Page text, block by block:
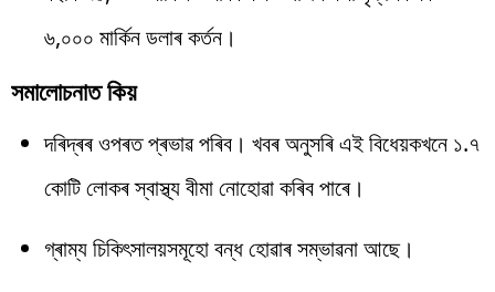
৬,০০০ মাৰ্কিন ডলাৰ কৰ্তন।
সমালোচনাত কিয়
দৰিদ্ৰৰ ওপৰত প্ৰভাৱ পৰিব। খবৰ অনুসৰি এই বিধেয়কখনে ১.৭
কোটি লোকৰ স্বাস্থ্য বীমা নোহোৱা কৰিব পাৰে।
গ্ৰাম্য চিকিৎসালয়সমূহো বন্ধ হোৱাৰ সম্ভাৱনা আছে।